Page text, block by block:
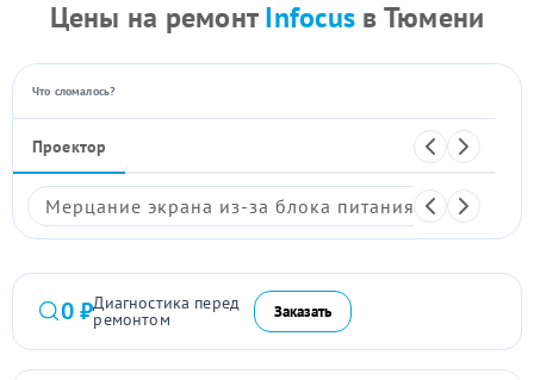
Цены на ремонтInfocus в Тюмени
Что сломалось?
Проектор
Мерцание экрана из-за блока питания
0 ₽Диагностика перед
ремонтом Заказать